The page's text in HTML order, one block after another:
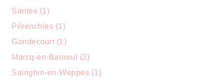
Santes (1)
Pérenchies (1)
Gondecourt (1)
Marcq-en-Baroeul (2)
Sainghin-en-Weppes (1)